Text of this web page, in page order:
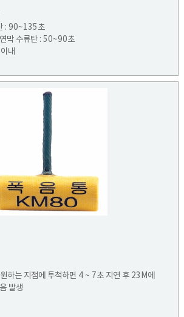
: 90~135초
막 수류탄 : 50~90초
내
하는 지점에 투척하면 4 ~ 7초 지연 후 23M에
발생